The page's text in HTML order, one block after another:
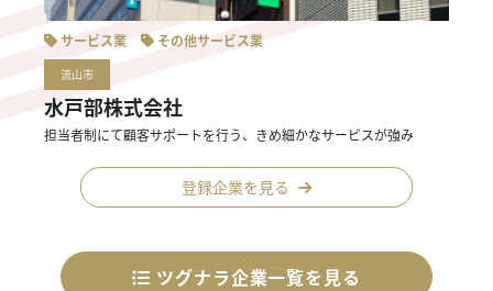
サービス業 その他サービス業
流山市
水戸部株式会社
担当者制にて顧客サポートを行う、きめ細かなサービスが強み
登録企業を見る
ツグナラ企業一覧を見る